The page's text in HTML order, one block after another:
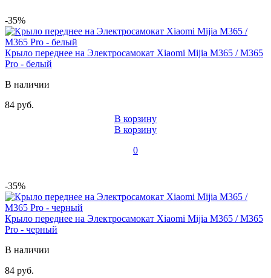
-35%
Крыло переднее на Электросамокат Xiaomi Mijia M365 / M365
Pro - белый
В наличии
84 руб.
В корзину
В корзину
0
-35%
Крыло переднее на Электросамокат Xiaomi Mijia M365 / M365
Pro - черный
В наличии
84 руб.